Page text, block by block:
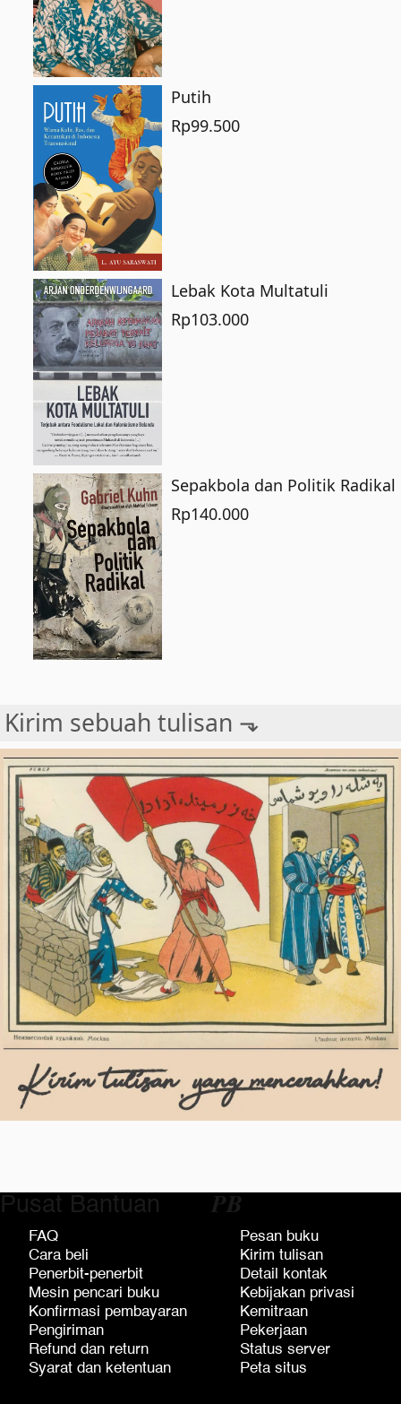
Putih
Rp99.500
Lebak Kota Multatuli
Rp103.000
Sepakbola dan Politik Radikal
Rp140.000
Kirim sebuah tulisan ⬎
Pusat Bantuan
FAQ
Cara beli
Penerbit-penerbit
Mesin pencari buku
Konfirmasi pembayaran
Pengiriman
Refund dan return
Syarat dan ketentuan
𝑷𝑩
Pesan buku
Kirim tulisan
Detail kontak
Kebijakan privasi
Kemitraan
Pekerjaan
Status server
Peta situs